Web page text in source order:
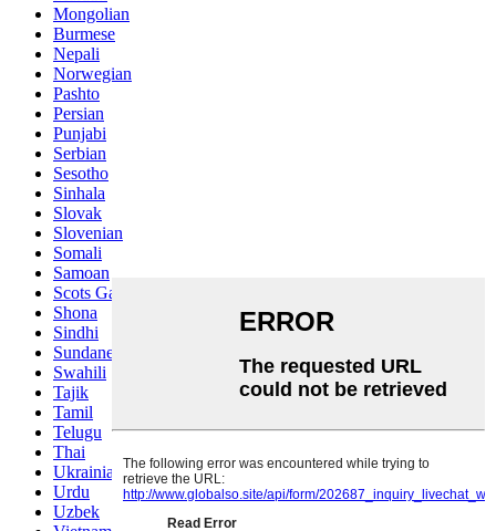
Mongolian
Burmese
Nepali
Norwegian
Pashto
Persian
Punjabi
Serbian
Sesotho
Sinhala
Slovak
Slovenian
Somali
Samoan
Scots Gaelic
Shona
Sindhi
Sundanese
Swahili
Tajik
Tamil
Telugu
Thai
Ukrainian
Urdu
Uzbek